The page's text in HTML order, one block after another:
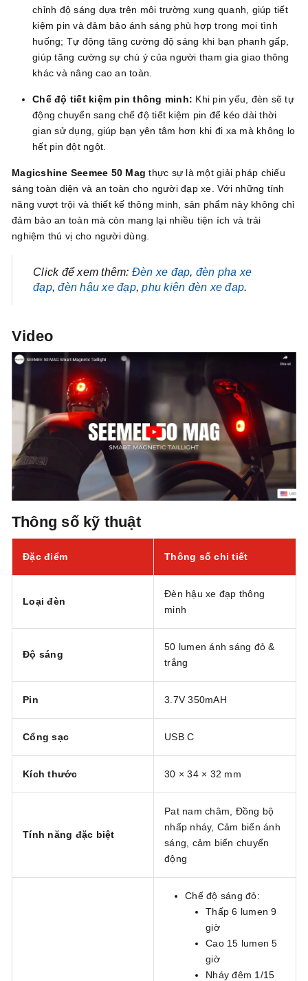
chỉnh độ sáng dựa trên môi trường xung quanh, giúp tiết
kiệm pin và đảm bảo ánh sáng phù hợp trong mọi tình
huống; Tự động tăng cường độ sáng khi bạn phanh gấp,
giúp tăng cường sự chú ý của người tham gia giao thông
khác và nâng cao an toàn.
Chế độ tiết kiệm pin thông minh: Khi pin yếu, đèn sẽ tự
động chuyển sang chế độ tiết kiệm pin để kéo dài thời
gian sử dụng, giúp bạn yên tâm hơn khi đi xa mà không lo
hết pin đột ngột.
Magicshine Seemee 50 Mag thực sự là một giải pháp chiếu
sáng toàn diện và an toàn cho người đạp xe. Với những tính
năng vượt trội và thiết kế thông minh, sản phẩm này không chỉ
đảm bảo an toàn mà còn mang lại nhiều tiện ích và trải
nghiệm thú vị cho người dùng.
Click để xem thêm: Đèn xe đạp, đèn pha xe
đạp,đèn hậu xe đạp,phụ kiện đèn xe đạp.
Video
Thông số kỹ thuật
Đặc điểm Thông số chi tiết
Loại đèn
Đèn hậu xe đạp thông
minh
Độ sáng
50 lumen ánh sáng đỏ &
trắng
Pin 3.7V 350mAH
Cổng sạc USB C
Kích thước 30 × 34 × 32 mm
Tính năng đặc biệt
Pat nam châm, Đồng bộ
nhấp nháy, Cảm biến ánh
sáng, cảm biến chuyển
động
Chế độ sáng đỏ:
Thấp 6 lumen 9
giờ
Cao 15 lumen 5
giờ
Nháy đêm 1/15